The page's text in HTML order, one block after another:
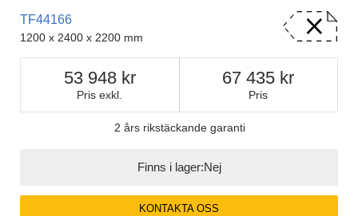
TF44166
1200 x 2400 x 2200 mm
Pris exkl.
53 948
Pris
67 435
2 års rikstäckande garanti
Finns i lager:Nej
KONTAKTA OSS